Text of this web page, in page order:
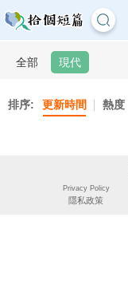
全部 現代
排序: 更新時間 熱度
Privacy Policy
隱私政策